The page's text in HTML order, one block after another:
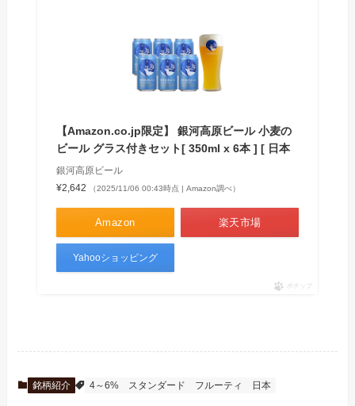
【Amazon.co.jp限定】 銀河高原ビール 小麦の
ビール グラス付きセット[ 350ml x 6本 ] [ 日本
銀河高原ビール
¥2,642
（2025/11/06 00:43時点 | Amazon調べ）
Amazon 楽天市場
Yahooショッピング
ポチップ
銘柄紹介 4～6% スタンダード フルーティ 日本